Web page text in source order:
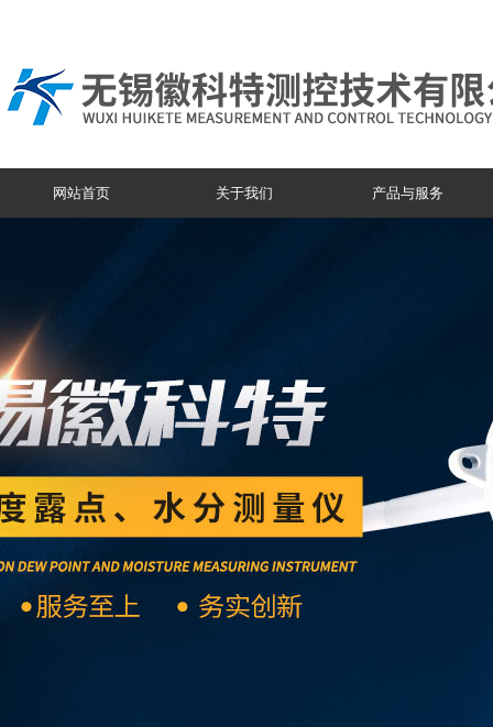
网站首页 关于我们 产品与服务